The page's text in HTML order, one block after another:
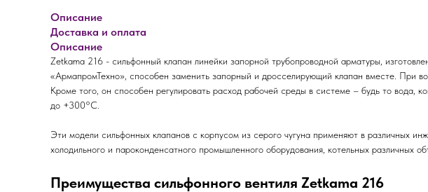
Описание
Доставка и оплата
Описание
Zetkama 216 - сильфонный клапан линейки запорной трубопроводной арматуры,
«АрмапромТехно», способен заменить запорный и дросселирующий клапан вместе. При
Кроме того, он способен регулировать расход рабочей среды в системе – будь то вода,
до +300°С.
Эти модели сильфонных клапанов с корпусом из серого чугуна применяют в различных
холодильного и пароконденсатного промышленного оборудования, котельных различных
Преимущества сильфонного вентиля Zetkama 216